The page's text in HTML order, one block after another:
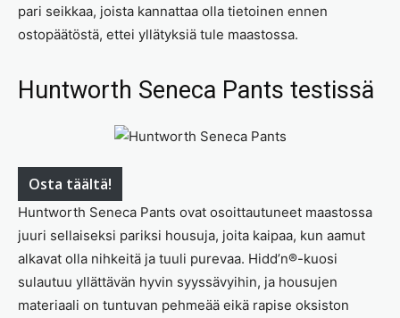
pari seikkaa, joista kannattaa olla tietoinen ennen
ostopäätöstä, ettei yllätyksiä tule maastossa.
Huntworth Seneca Pants testissä
Osta täältä!
Huntworth Seneca Pants ovat osoittautuneet maastossa
juuri sellaiseksi pariksi housuja, joita kaipaa, kun aamut
alkavat olla nihkeitä ja tuuli purevaa. Hidd’n®-kuosi
sulautuu yllättävän hyvin syyssävyihin, ja housujen
materiaali on tuntuvan pehmeää eikä rapise oksiston